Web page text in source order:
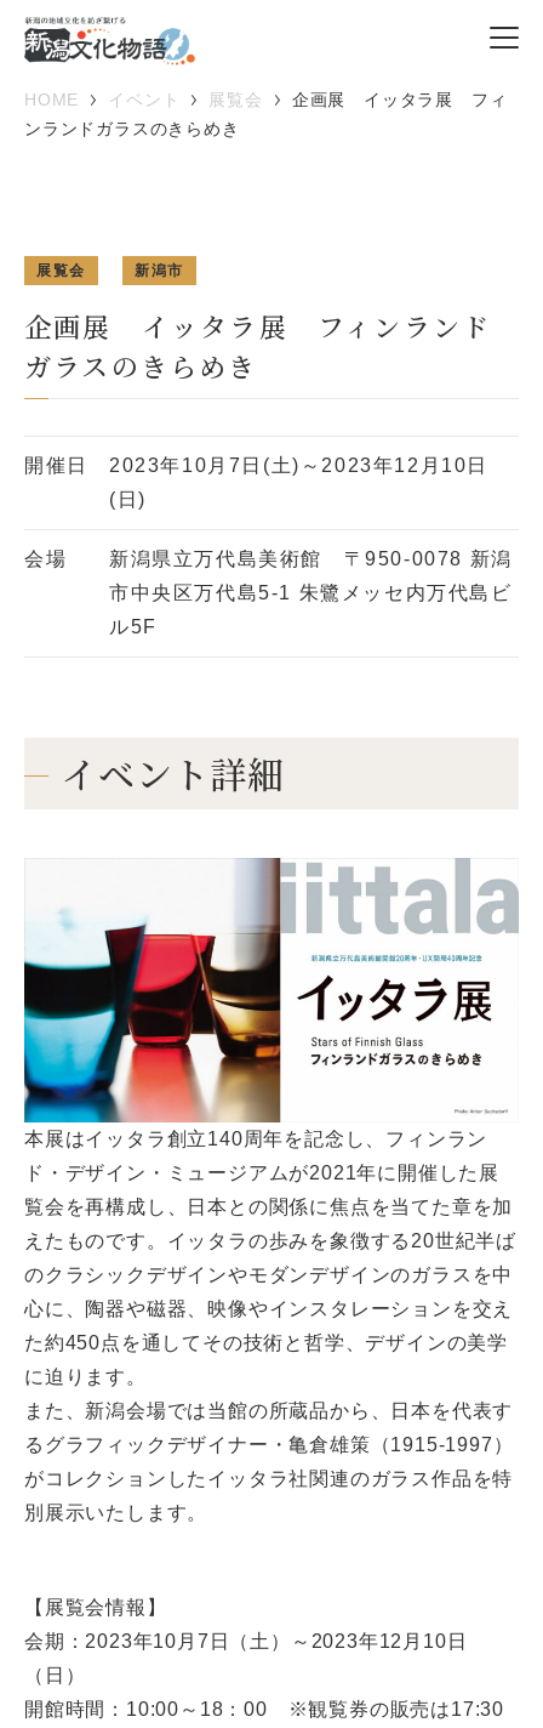
HOME イベント 展覧会
企画展 イッタラ展 フィ
ンランドガラスのきらめき
展覧会 新潟市
企画展 イッタラ展 フィンランド
ガラスのきらめき
開催日
2023年10月7日(土)～2023年12月10日
(日)
会場
新潟県立万代島美術館 〒950-0078 新潟
市中央区万代島5-1 朱鷺メッセ内万代島ビ
ル5F
イベント詳細
本展はイッタラ創立140周年を記念し、フィンラン
ド・デザイン・ミュージアムが2021年に開催した展
覧会を再構成し、日本との関係に焦点を当てた章を加
えたものです。イッタラの歩みを象徴する20世紀半ば
のクラシックデザインやモダンデザインのガラスを中
心に、陶器や磁器、映像やインスタレーションを交え
た約450点を通してその技術と哲学、デザインの美学
に迫ります。
また、新潟会場では当館の所蔵品から、日本を代表す
るグラフィックデザイナー・亀倉雄策（1915-1997）
がコレクションしたイッタラ社関連のガラス作品を特
別展示いたします。
【展覧会情報】
会期：2023年10月7日（土）～2023年12月10日
（日）
開館時間：10:00～18：00 ※観覧券の販売は17:30